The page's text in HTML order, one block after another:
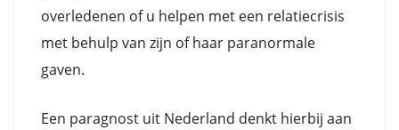
overledenen of u helpen met een relatiecrisis
met behulp van zijn of haar paranormale
gaven.
Een paragnost uit Nederland denkt hierbij aan